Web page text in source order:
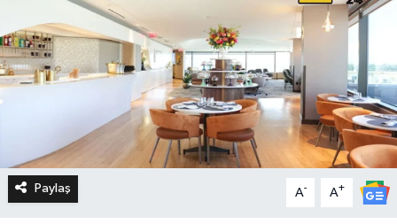
Paylaş A- A+